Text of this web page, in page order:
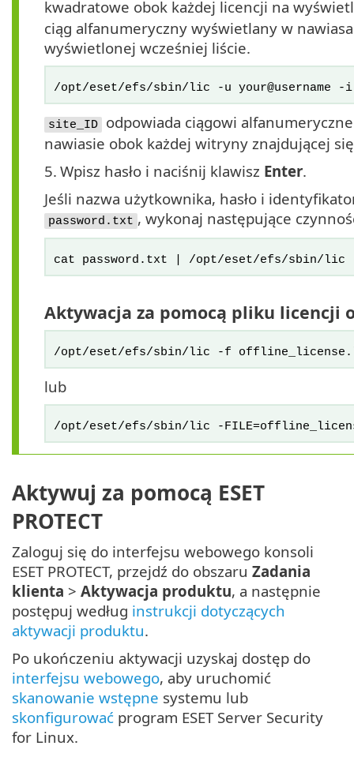
kwadratowe obok każdej licencji na
ciąg alfanumeryczny wyświetlany w
wyświetlonej wcześniej liście.
/opt/eset/efs/sbin/lic -u your@username -
site_ID
odpowiada ciągowi
nawiasie obok każdej witryny znajdującej
5. Wpisz hasło i naciśnij klawisz Enter.
Jeśli nazwa użytkownika, hasło i
password.txt , wykonaj następujące
cat password.txt | /opt/eset/efs/sbin/lic -u
Aktywacja za pomocą pliku licencji
/opt/eset/efs/sbin/lic -f
lub
/opt/eset/efs/sbin/lic -
Aktywuj za pomocą ESET
PROTECT
Zaloguj się do interfejsu webowego konsoli
ESET PROTECT, przejdź do obszaru Zadania
klienta > Aktywacja produktu, a następnie
postępuj według instrukcji dotyczących
aktywacji produktu.
Po ukończeniu aktywacji uzyskaj dostęp do
interfejsu webowego, aby uruchomić
skanowanie wstępne systemu lub
skonfigurować program ESET Server Security
for Linux.